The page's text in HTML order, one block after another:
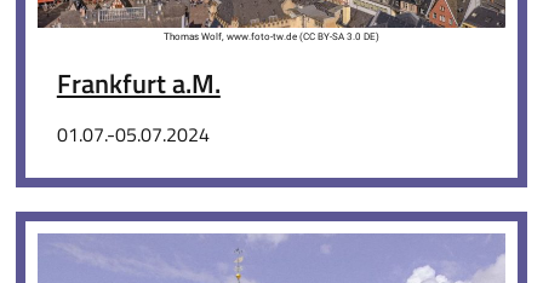
Thomas Wolf, www.foto-tw.de (CC BY-SA 3.0 DE)
Frankfurt a.M.
01.07.-05.07.2024